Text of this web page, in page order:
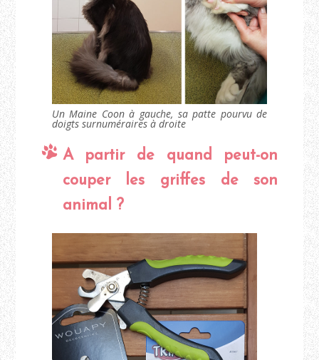
Un Maine Coon à gauche, sa patte pourvu de
doigts surnuméraires à droite
A partir de quand peut-on
couper les griffes de son
animal ?